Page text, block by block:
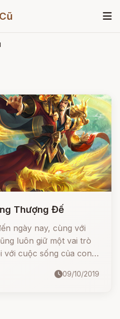
Thượng Đế
ngày nay, cùng với
luôn giữ một vai trò
với cuộc sống của con
09/10/2019